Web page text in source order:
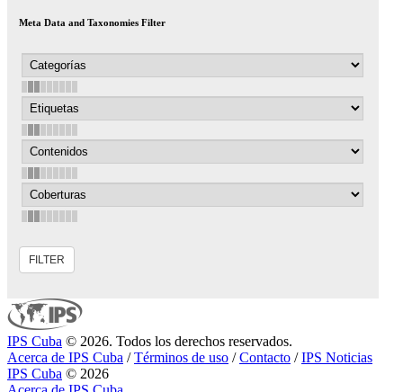
Meta Data and Taxonomies Filter
IPS Cuba © 2026. Todos los derechos reservados.
Acerca de IPS Cuba / Términos de uso / Contacto / IPS Noticias
IPS Cuba © 2026